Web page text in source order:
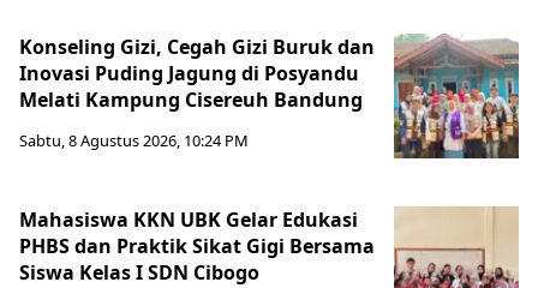
Konseling Gizi, Cegah Gizi Buruk dan
Inovasi Puding Jagung di Posyandu
Melati Kampung Cisereuh Bandung
Sabtu, 8 Agustus 2026, 10:24 PM
Mahasiswa KKN UBK Gelar Edukasi
PHBS dan Praktik Sikat Gigi Bersama
Siswa Kelas I SDN Cibogo